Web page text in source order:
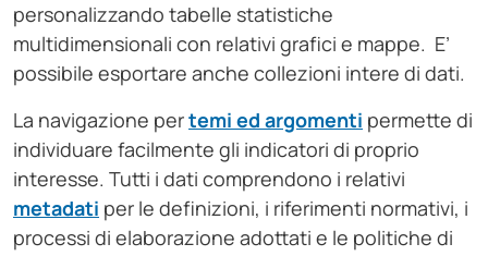
personalizzando tabelle statistiche
multidimensionali con relativi grafici e mappe. E’
possibile esportare anche collezioni intere di dati.
La navigazione pertemi ed argomenti permette di
individuare facilmente gli indicatori di proprio
interesse. Tutti i dati comprendono i relativi
metadati per le definizioni, i riferimenti normativi, i
processi di elaborazione adottati e le politiche di